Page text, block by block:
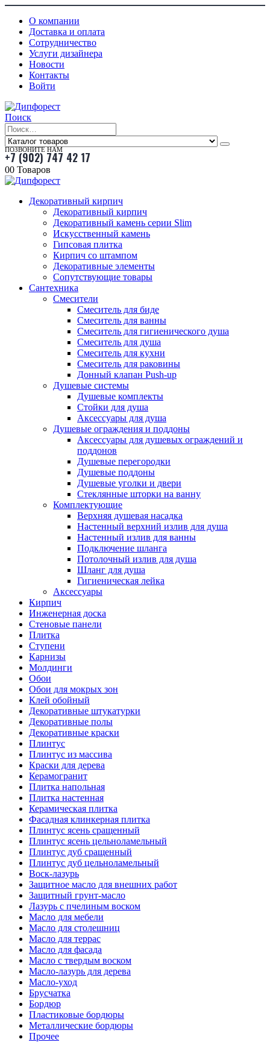
О компании
Доставка и оплата
Сотрудничество
Услуги дизайнера
Новости
Контакты
Войти
Поиск
ПОЗВОНИТЕ НАМ
+7 (902) 747 42 17
00 Товаров
Декоративный кирпич
Декоративный кирпич
Декоративный камень серии Slim
Искусственный камень
Гипсовая плитка
Кирпич со штампом
Декоративные элементы
Сопутствующие товары
Сантехника
Смесители
Смеситель для биде
Смеситель для ванны
Смеситель для гигиенического душа
Смеситель для душа
Смеситель для кухни
Смеситель для раковины
Донный клапан Push-up
Душевые системы
Душевые комплекты
Стойки для душа
Аксессуары для душа
Душевые ограждения и поддоны
Аксессуары для душевых ограждений и
поддонов
Душевые перегородки
Душевые поддоны
Душевые уголки и двери
Стеклянные шторки на ванну
Комплектующие
Верхняя душевая насадка
Настенный верхний излив для душа
Настенный излив для ванны
Подключение шланга
Потолочный излив для душа
Шланг для душа
Гигиеническая лейка
Аксессуары
Кирпич
Инженерная доска
Стеновые панели
Плитка
Ступени
Карнизы
Молдинги
Обои
Обои для мокрых зон
Клей обойный
Декоративные штукатурки
Декоративные полы
Декоративные краски
Плинтус
Плинтус из массива
Краски для дерева
Керамогранит
Плитка напольная
Плитка настенная
Керамическая плитка
Фасадная клинкерная плитка
Плинтус ясень сращенный
Плинтус ясень цельноламельный
Плинтус дуб сращенный
Плинтус дуб цельноламельный
Воск-лазурь
Защитное масло для внешних работ
Защитный грунт-масло
Лазурь с пчелиным воском
Масло для мебели
Масло для столешниц
Масло для террас
Масло для фасада
Масло с твердым воском
Масло-лазурь для дерева
Масло-уход
Брусчатка
Бордюр
Пластиковые бордюры
Металлические бордюры
Прочее